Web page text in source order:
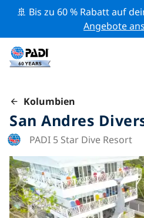
🚢 Bis zu 60 % Rabatt auf
Angebote
Kolumbien
San Andres
PADI 5 Star Dive Resort